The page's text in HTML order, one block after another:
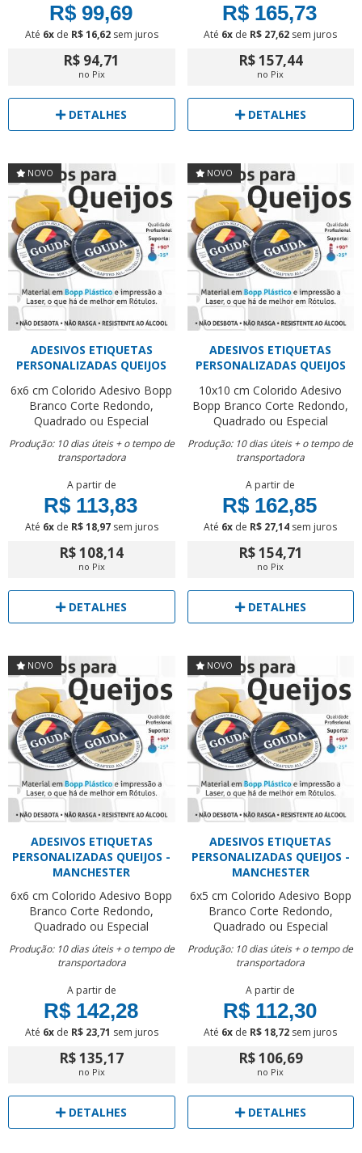
R$ 99,69
Até 6xde R$ 16,62sem juros
R$ 94,71
no Pix
DETALHES
R$ 165,73
Até 6x de R$ 27,62 sem juros
R$ 157,44
no Pix
DETALHES
NOVO
ADESIVOS ETIQUETAS
PERSONALIZADAS QUEIJOS
6x6 cm Colorido Adesivo Bopp
Branco Corte Redondo,
Quadrado ou Especial
Produção: 10 dias úteis + o tempo de
transportadora
A partir de
R$ 113,83
Até 6xde R$ 18,97sem juros
R$ 108,14
no Pix
DETALHES
NOVO
ADESIVOS ETIQUETAS
PERSONALIZADAS QUEIJOS
10x10 cm Colorido Adesivo
Bopp Branco Corte Redondo,
Quadrado ou Especial
Produção: 10 dias úteis + o tempo de
transportadora
A partir de
R$ 162,85
Até 6x de R$ 27,14 sem juros
R$ 154,71
no Pix
DETALHES
NOVO
ADESIVOS ETIQUETAS
PERSONALIZADAS QUEIJOS -
MANCHESTER
6x6 cm Colorido Adesivo Bopp
Branco Corte Redondo,
Quadrado ou Especial
Produção: 10 dias úteis + o tempo de
transportadora
A partir de
R$ 142,28
Até 6xde R$ 23,71 sem juros
R$ 135,17
no Pix
DETALHES
NOVO
ADESIVOS ETIQUETAS
PERSONALIZADAS QUEIJOS -
MANCHESTER
6x5 cm Colorido Adesivo Bopp
Branco Corte Redondo,
Quadrado ou Especial
Produção: 10 dias úteis + o tempo de
transportadora
A partir de
R$ 112,30
Até 6x de R$ 18,72 sem juros
R$ 106,69
no Pix
DETALHES